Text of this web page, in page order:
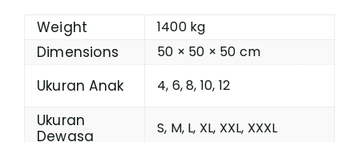
Weight 1400 kg
Dimensions 50 × 50 × 50 cm
Ukuran Anak 4, 6, 8, 10, 12
Ukuran
Dewasa
S, M, L, XL, XXL, XXXL